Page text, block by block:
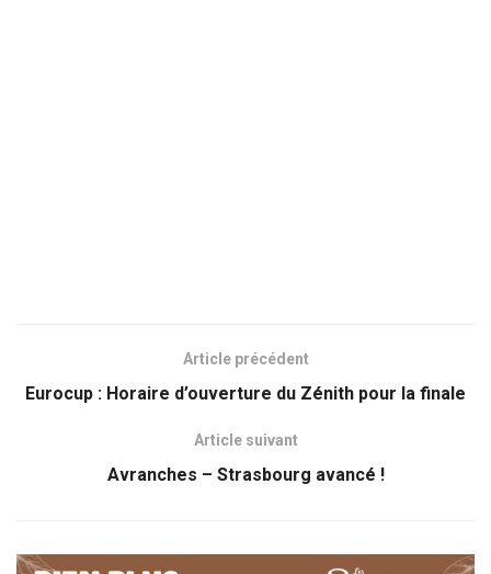
Article précédent
Eurocup : Horaire d’ouverture du Zénith pour la finale
Article suivant
Avranches – Strasbourg avancé !